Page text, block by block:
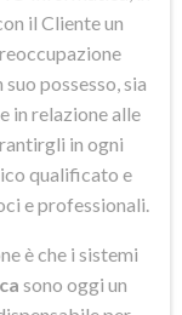
il Cliente un
possesso, sia
in relazione alle
in ogni
qualificato e
e professionali.
è che i sistemi
sono oggi un